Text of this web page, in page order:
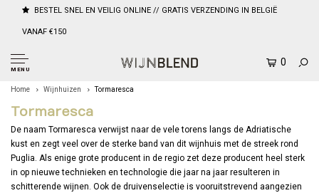
BESTEL SNEL EN VEILIG ONLINE // GRATIS VERZENDING IN BELGIË
VANAF €150
MENU
0
Home Wijnhuizen Tormaresca
Tormaresca
De naam Tormaresca verwijst naar de vele torens langs de Adriatische
kust en zegt veel over de sterke band van dit wijnhuis met de streek rond
Puglia. Als enige grote producent in de regio zet deze producent heel sterk
in op nieuwe technieken en technologie die jaar na jaar resulteren in
schitterende wijnen. Ook de druivenselectie is vooruitstrevend aangezien